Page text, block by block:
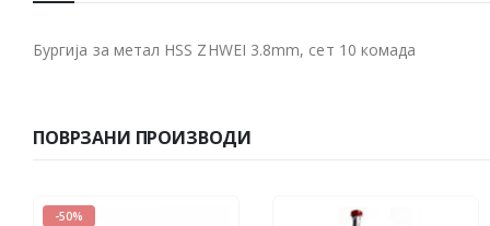
Бургија за метал HSS ZHWEI 3.8mm, сет 10 комада
ПОВРЗАНИ ПРОИЗВОДИ
-50%